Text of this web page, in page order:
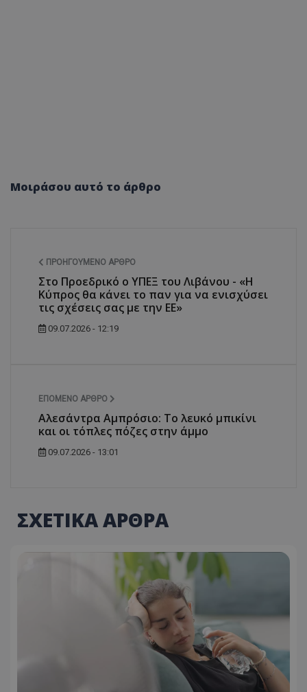
Μοιράσου αυτό το άρθρο
ΠΡΟΗΓΟΎΜΕΝΟ ΆΡΘΡΟ
Στο Προεδρικό ο ΥΠΕΞ του Λιβάνου - «Η
Κύπρος θα κάνει το παν για να ενισχύσει
τις σχέσεις σας με την ΕΕ»
09.07.2026 - 12:19
ΕΠΌΜΕΝΟ ΆΡΘΡΟ
Αλεσάντρα Αμπρόσιο: Το λευκό μπικίνι
και οι τόπλες πόζες στην άμμο
09.07.2026 - 13:01
ΣΧΕΤΙΚΑ ΑΡΘΡΑ